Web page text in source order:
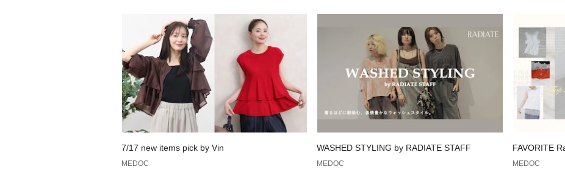
7/17 new items pick by Vin
MEDOC
WASHED STYLING by RADIATE STAFF
MEDOC
FAVORITE
集まった、
MEDOC